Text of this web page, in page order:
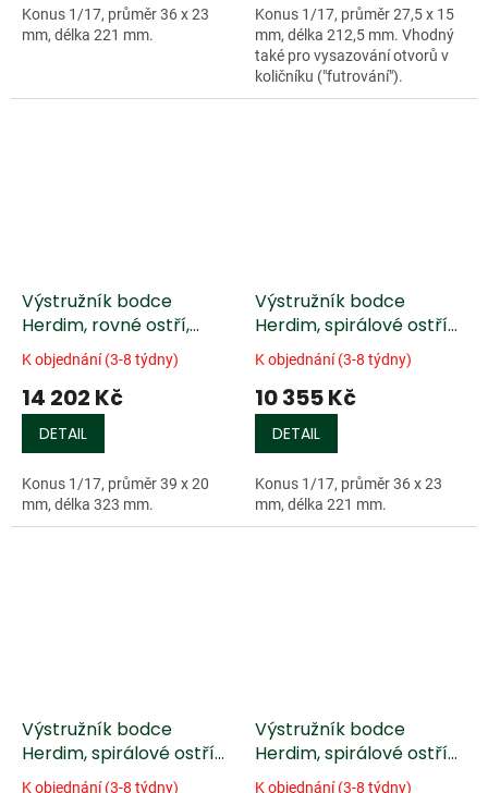
Konus 1/17, průměr 36 x 23
mm, délka 221 mm.
Konus 1/17, průměr 27,5 x 15
mm, délka 212,5 mm. Vhodný
také pro vysazování otvorů v
količníku ("futrování").
Výstružník bodce
Herdim, rovné ostří,
violoncello/kontrabas
K objednání (3-8 týdny)
14 202 Kč
DETAIL
Konus 1/17, průměr 39 x 20
mm, délka 323 mm.
Výstružník bodce
Herdim, spirálové ostří
/TiN/, kontrabas
K objednání (3-8 týdny)
10 355 Kč
DETAIL
Konus 1/17, průměr 36 x 23
mm, délka 221 mm.
Výstružník bodce
Herdim, spirálové ostří
/TiN/, kontrabas velký
K objednání (3-8 týdny)
Výstružník bodce
Herdim, spirálové ostří
/TiN/, violoncello
K objednání (3-8 týdny)